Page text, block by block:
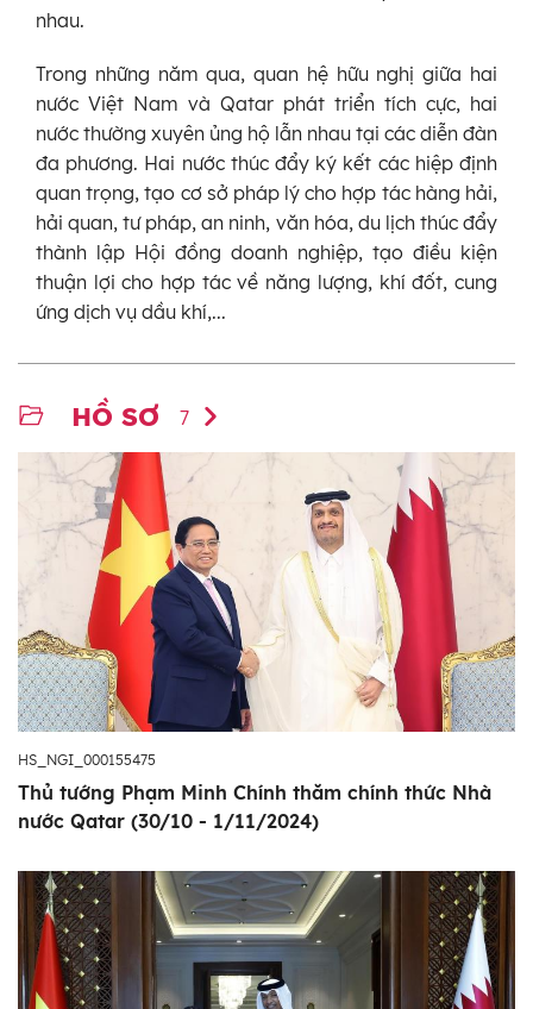
nhau.
Trong những năm qua, quan hệ hữu nghị giữa hai
nước Việt Nam và Qatar phát triển tích cực, hai
nước thường xuyên ủng hộ lẫn nhau tại các diễn đàn
đa phương. Hai nước thúc đẩy ký kết các hiệp định
quan trọng, tạo cơ sở pháp lý cho hợp tác hàng hải,
hải quan, tư pháp, an ninh, văn hóa, du lịch thúc đẩy
thành lập Hội đồng doanh nghiệp, tạo điều kiện
thuận lợi cho hợp tác về năng lượng, khí đốt, cung
ứng dịch vụ dầu khí,...
HỒ SƠ 7
HS_NGI_000155475
Thủ tướng Phạm Minh Chính thăm chính thức Nhà
nước Qatar (30/10 - 1/11/2024)